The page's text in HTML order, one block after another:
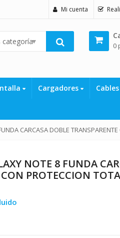
Mi cuenta
categorías 0
Cargadores
CARCASA DOBLE
NOTE 8 FUNDA
PROTECCION